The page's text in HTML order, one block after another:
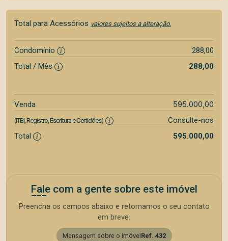
Total para Acessórios valores sujeitos a alteração.
Condomínio
288,00
Total / Mês
288,00
Venda 595.000,00
(ITBI, Registro, Escritura e Certidões)
Consulte-nos
Total
595.000,00
Fale com a gente sobre este imóvel
Preencha os campos abaixo e retornamos o seu contato
em breve.
Mensagem sobre o imóvel Ref. 432